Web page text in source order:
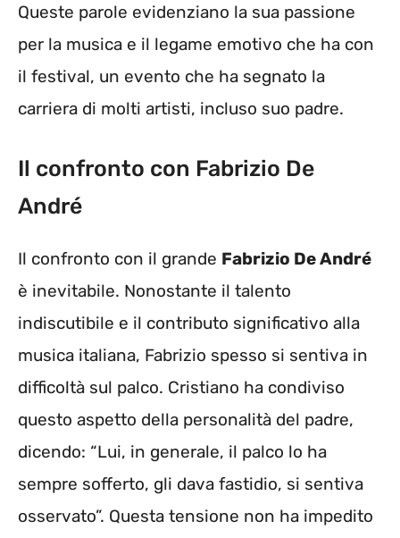
Queste parole evidenziano la sua passione
per la musica e il legame emotivo che ha con
il festival, un evento che ha segnato la
carriera di molti artisti, incluso suo padre.
Il confronto con Fabrizio De
André
Il confronto con il grande Fabrizio De André
è inevitabile. Nonostante il talento
indiscutibile e il contributo significativo alla
musica italiana, Fabrizio spesso si sentiva in
difficoltà sul palco. Cristiano ha condiviso
questo aspetto della personalità del padre,
dicendo: “Lui, in generale, il palco lo ha
sempre sofferto, gli dava fastidio, si sentiva
osservato”. Questa tensione non ha impedito